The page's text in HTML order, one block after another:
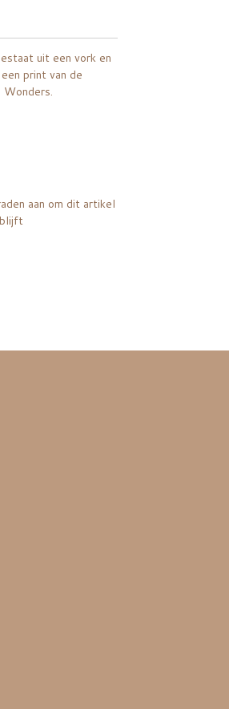
uit een vork en
print van de
aan om dit artikel